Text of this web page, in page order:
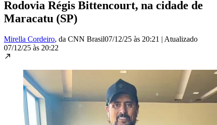
Rodovia Régis Bittencourt, na cidade de
Maracatu (SP)
Mirella Cordeiro, da CNN Brasil07/12/25 às 20:21 | Atualizado
07/12/25 às 20:22